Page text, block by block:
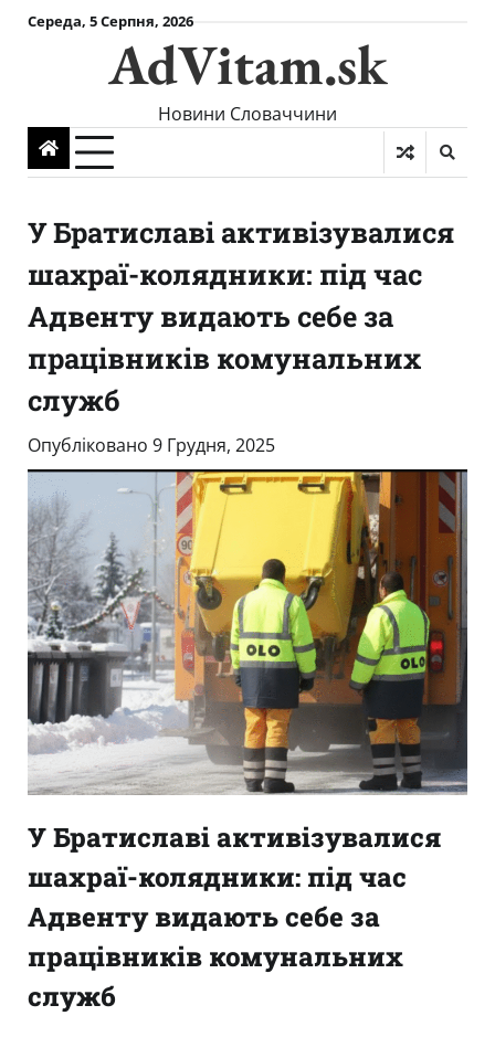
Skip
Середа, 5 Серпня, 2026
AdVitam.sk
Новини Словаччини
У Братиславі активізувалися
шахраї-колядники: під час
Адвенту видають себе за
працівників комунальних
служб
Опубліковано 9 Грудня, 2025
У Братиславі активізувалися
шахраї-колядники: під час
Адвенту видають себе за
працівників комунальних
служб